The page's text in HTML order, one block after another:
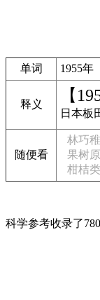
单词 1955年
释义 【
日本板
随便看
林巧稚
果树
柑桔
科学参考收录了